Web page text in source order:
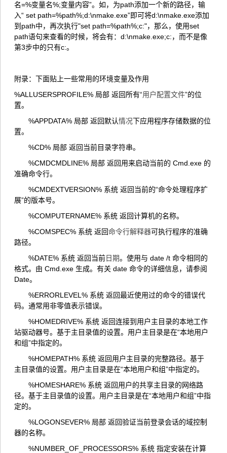
名=%变量名%;变量内容”。如，为path添加一个新的路径，输
入“ set path=%path%;d:\nmake.exe”即可将d:\nmake.exe添加
到path中，再次执行"set path=%path%;c:"，那么，使用set
path语句来查看的时候，将会有：d:\nmake.exe;c:，而不是像
第3步中的只有c:。
附录：下面贴上一些常用的环境变量及作用
%ALLUSERSPROFILE% 局部 返回所有“用户配置文件”的位
置。
%APPDATA% 局部 返回默认情况下应用程序存储数据的位
置。
%CD% 局部 返回当前目录字符串。
%CMDCMDLINE% 局部 返回用来启动当前的 Cmd.exe 的
准确命令行。
%CMDEXTVERSION% 系统 返回当前的“命令处理程序扩
展”的版本号。
%COMPUTERNAME% 系统 返回计算机的名称。
%COMSPEC% 系统 返回命令行解释器可执行程序的准确
路径。
%DATE% 系统 返回当前日期。使用与 date /t 命令相同的
格式。由 Cmd.exe 生成。有关 date 命令的详细信息，请参阅
Date。
%ERRORLEVEL% 系统 返回最近使用过的命令的错误代
码。通常用非零值表示错误。
%HOMEDRIVE% 系统 返回连接到用户主目录的本地工作
站驱动器号。基于主目录值的设置。用户主目录是在“本地用户
和组”中指定的。
%HOMEPATH% 系统 返回用户主目录的完整路径。基于
主目录值的设置。用户主目录是在“本地用户和组”中指定的。
%HOMESHARE% 系统 返回用户的共享主目录的网络路
径。基于主目录值的设置。用户主目录是在“本地用户和组”中指
定的。
%LOGONSEVER% 局部 返回验证当前登录会话的域控制
器的名称。
%NUMBER_OF_PROCESSORS% 系统 指定安装在计算